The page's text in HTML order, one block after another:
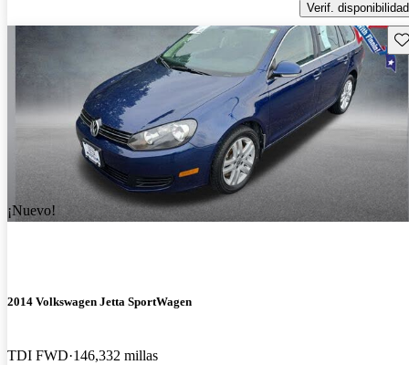
Verif. disponibilidad
¡Nuevo!
2014 Volkswagen Jetta SportWagen
TDI FWD 146,332 millas